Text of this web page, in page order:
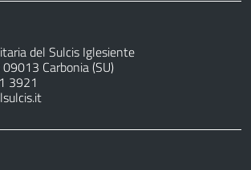
del Sulcis Iglesiente
Carbonia (SU)
3921